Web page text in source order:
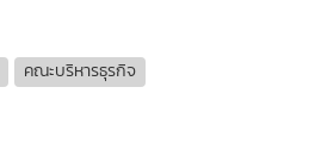
คณะบริหารธุรกิจ